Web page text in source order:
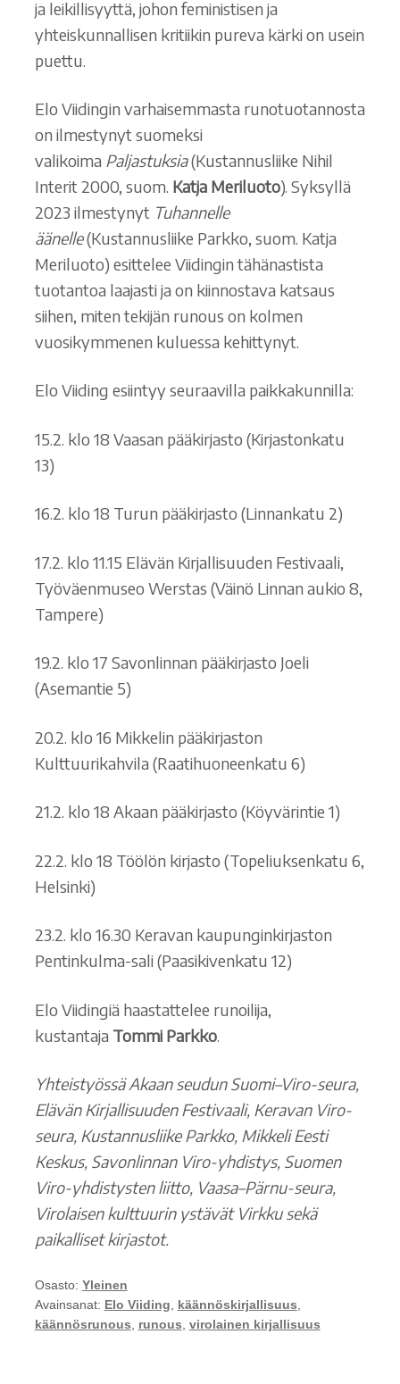
ja leikillisyyttä, johon feministisen ja
yhteiskunnallisen kritiikin pureva kärki on usein
puettu.
Elo Viidingin varhaisemmasta runotuotannosta
on ilmestynyt suomeksi
valikoima Paljastuksia(Kustannusliike Nihil
Interit 2000, suom. Katja Meriluoto). Syksyllä
2023 ilmestynyt Tuhannelle
äänelle(Kustannusliike Parkko, suom. Katja
Meriluoto) esittelee Viidingin tähänastista
tuotantoa laajasti ja on kiinnostava katsaus
siihen, miten tekijän runous on kolmen
vuosikymmenen kuluessa kehittynyt.
Elo Viiding esiintyy seuraavilla paikkakunnilla:
15.2. klo 18 Vaasan pääkirjasto (Kirjastonkatu
13)
16.2. klo 18 Turun pääkirjasto (Linnankatu 2)
17.2. klo 11.15 Elävän Kirjallisuuden Festivaali,
Työväenmuseo Werstas (Väinö Linnan aukio 8,
Tampere)
19.2. klo 17 Savonlinnan pääkirjasto Joeli
(Asemantie 5)
20.2. klo 16 Mikkelin pääkirjaston
Kulttuurikahvila (Raatihuoneenkatu 6)
21.2. klo 18 Akaan pääkirjasto (Köyvärintie 1)
22.2. klo 18 Töölön kirjasto (Topeliuksenkatu 6,
Helsinki)
23.2. klo 16.30 Keravan kaupunginkirjaston
Pentinkulma-sali (Paasikivenkatu 12)
Elo Viidingiä haastattelee runoilija,
kustantaja Tommi Parkko.
Yhteistyössä Akaan seudun Suomi–Viro-seura,
Elävän Kirjallisuuden Festivaali, Keravan Viro-
seura, Kustannusliike Parkko, Mikkeli Eesti
Keskus, Savonlinnan Viro-yhdistys, Suomen
Viro-yhdistysten liitto, Vaasa–Pärnu-seura,
Virolaisen kulttuurin ystävät Virkku sekä
paikalliset kirjastot.
Osasto: Yleinen
Avainsanat: Elo Viiding käännöskirjallisuus
käännösrunous
runous virolainen kirjallisuus